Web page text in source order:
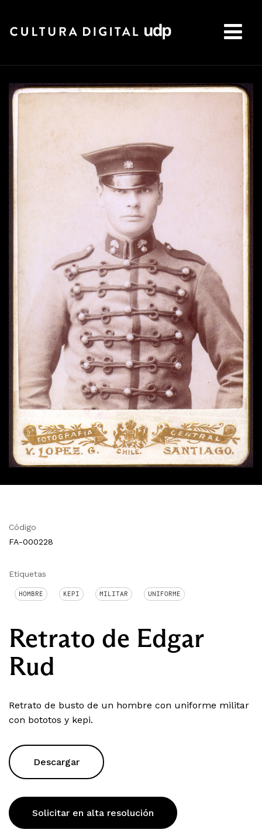
Código
FA-000228
Etiquetas
HOMBRE KEPI MILITAR UNIFORME
Retrato de Edgar
Rud
Retrato de busto de un hombre con uniforme militar
con bototos y kepi.
Descargar
Solicitar en alta resolución